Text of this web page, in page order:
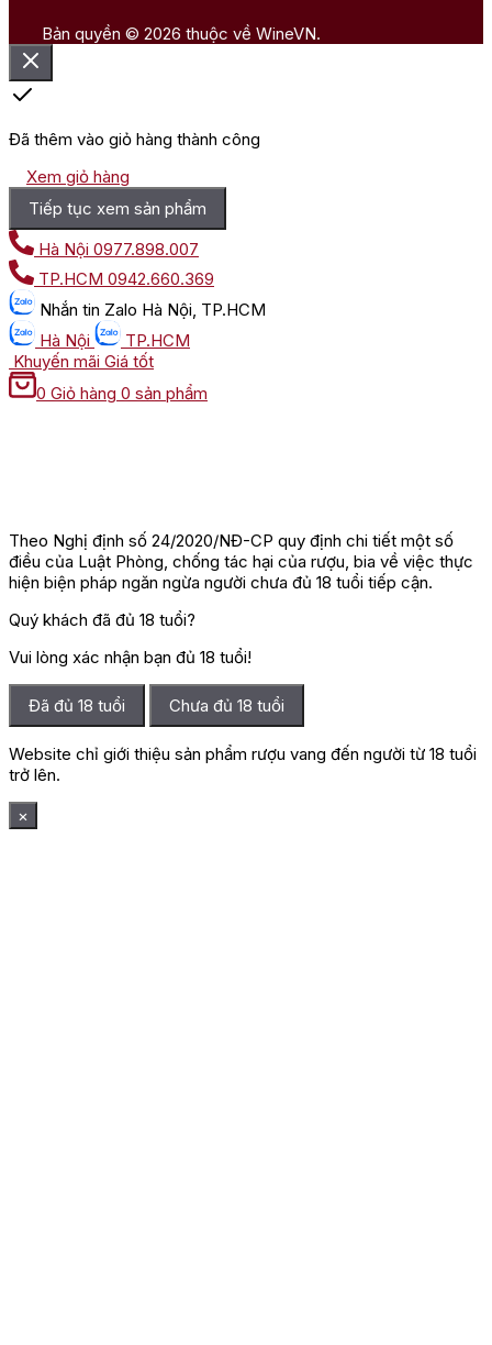
Bản quyền © 2026 thuộc về WineVN.
Đã thêm vào giỏ hàng thành công
Xem giỏ hàng
Tiếp tục xem sản phẩm
Hà Nội 0977.898.007
TP.HCM 0942.660.369
Nhắn tin Zalo Hà Nội, TP.HCM
Hà Nội
TP.HCM
Khuyến mãi Giá tốt
0 Giỏ hàng 0 sản phẩm
Theo Nghị định số 24/2020/NĐ-CP quy định chi tiết một số
điều của Luật Phòng, chống tác hại của rượu, bia về việc thực
hiện biện pháp ngăn ngừa người chưa đủ 18 tuổi tiếp cận.
Quý khách đã đủ 18 tuổi?
Vui lòng xác nhận bạn đủ 18 tuổi!
Đã đủ 18 tuổi Chưa đủ 18 tuổi
Website chỉ giới thiệu sản phẩm rượu vang đến người từ 18 tuổi
trở lên.
×